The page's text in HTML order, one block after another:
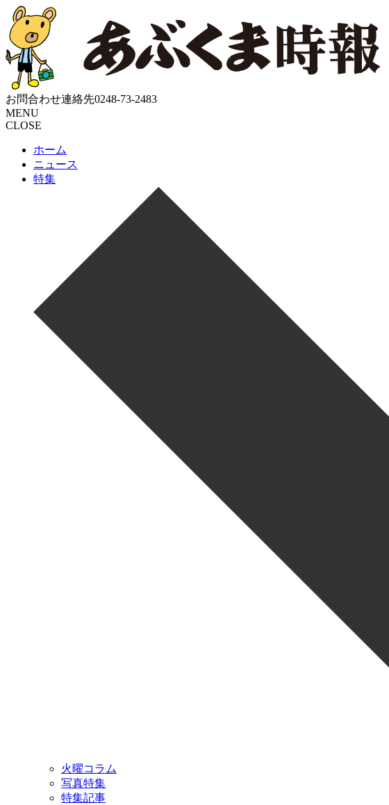
お問合わせ連絡先0248-73-2483
MENU
CLOSE
ホーム
ニュース
特集
火曜コラム
写真特集
特集記事